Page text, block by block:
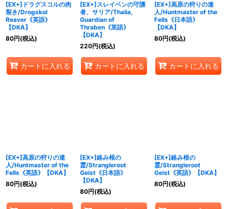
[EX+]ドラグスコルの肉
裂き/Drogskol
Reaver《英語》
【DKA】
80円(税込)
カートに入れる
[EX+]スレイベンの守護
者、サリア/Thalia,
Guardian of
Thraben《英語》
【DKA】
220円(税込)
カートに入れる
[EX+]高原の狩りの達
人/Huntmaster of the
Fells《日本語》
【DKA】
80円(税込)
カートに入れる
[EX+]高原の狩りの達
人/Huntmaster of the
Fells《英語》【DKA】
80円(税込)
[EX+]絡み根の
霊/Strangleroot
Geist《日本語》
【DKA】
80円(税込)
[EX+]絡み根の
霊/Strangleroot
Geist《英語》【DKA】
80円(税込)